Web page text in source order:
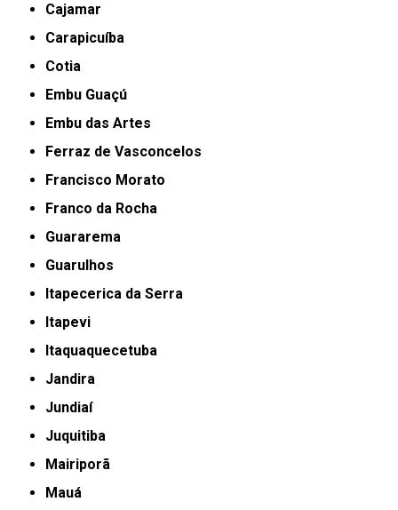
Cajamar
Carapicuíba
Cotia
Embu Guaçú
Embu das Artes
Ferraz de Vasconcelos
Francisco Morato
Franco da Rocha
Guararema
Guarulhos
Itapecerica da Serra
Itapevi
Itaquaquecetuba
Jandira
Jundiaí
Juquitiba
Mairiporã
Mauá